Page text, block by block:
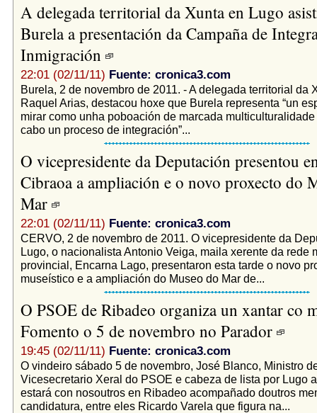
A delegada territorial da Xunta en Lugo
Burela a presentación da Campaña de
Inmigración
22:01 (02/11/11) Fuente: cronica3.com
Burela, 2 de novembro de 2011. - A delegada territorial da
Raquel Arias, destacou hoxe que Burela representa “un
mirar como unha poboación de marcada
cabo un proceso de integración”...
O vicepresidente da Deputación presentou
Cibraoa a ampliación e o novo proxecto do
Mar
22:01 (02/11/11) Fuente: cronica3.com
CERVO, 2 de novembro de 2011. O vicepresidente da
Lugo, o nacionalista Antonio Veiga, maila xerente da rede
provincial, Encarna Lago, presentaron esta tarde o novo
museístico e a ampliación do Museo do Mar de...
O PSOE de Ribadeo organiza un xantar co
Fomento o 5 de novembro no Parador
19:45 (02/11/11) Fuente: cronica3.com
O vindeiro sábado 5 de novembro, José Blanco, Ministro
Vicesecretario Xeral do PSOE e cabeza de lista por Lugo
estará con nosoutros en Ribadeo acompañado doutros
candidatura, entre eles Ricardo Varela que figura na...